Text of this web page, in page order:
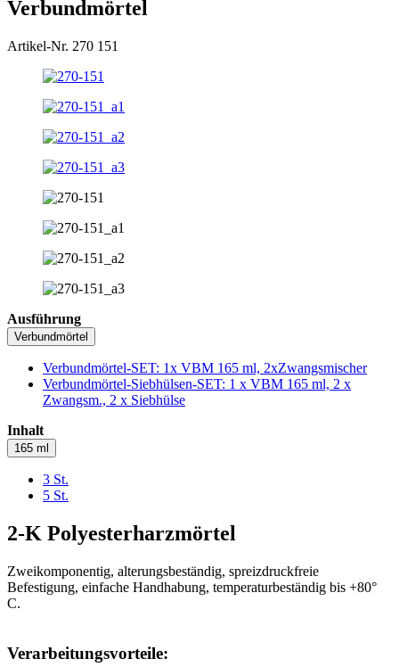
Verbundmörtel
Artikel-Nr. 270 151
Ausführung
Verbundmörtel
Verbundmörtel-SET: 1x VBM 165 ml, 2xZwangsmischer
Verbundmörtel-Siebhülsen-SET: 1 x VBM 165 ml, 2 x
Zwangsm., 2 x Siebhülse
Inhalt
165 ml
3 St.
5 St.
2-K Polyesterharzmörtel
Zweikomponentig, alterungsbeständig, spreizdruckfreie
Befestigung, einfache Handhabung, temperaturbeständig bis +80°
C.
Verarbeitungsvorteile: